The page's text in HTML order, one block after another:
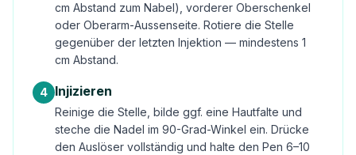
cm Abstand zum Nabel), vorderer Oberschenkel
oder Oberarm-Aussenseite. Rotiere die Stelle
gegenüber der letzten Injektion — mindestens 1
cm Abstand.
4 Injizieren
Reinige die Stelle, bilde ggf. eine Hautfalte und
steche die Nadel im 90-Grad-Winkel ein. Drücke
den Auslöser vollständig und halte den Pen 6–10